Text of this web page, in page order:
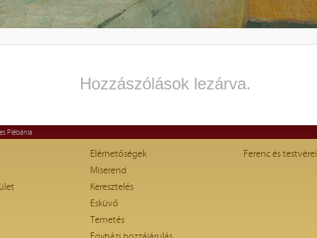
Hozzászólások lezárva.
Plébánia
Elérhetőségek
Miserend
Keresztelés
Esküvő
Temetés
Ferenc és testvérei